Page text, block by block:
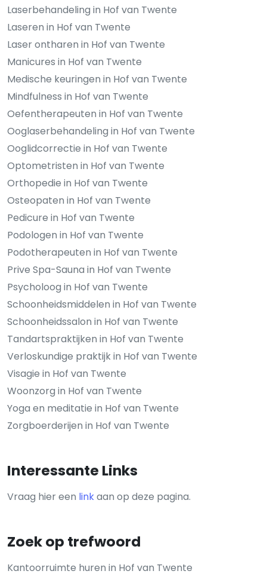
Laserbehandeling in Hof van Twente
Laseren in Hof van Twente
Laser ontharen in Hof van Twente
Manicures in Hof van Twente
Medische keuringen in Hof van Twente
Mindfulness in Hof van Twente
Oefentherapeuten in Hof van Twente
Ooglaserbehandeling in Hof van Twente
Ooglidcorrectie in Hof van Twente
Optometristen in Hof van Twente
Orthopedie in Hof van Twente
Osteopaten in Hof van Twente
Pedicure in Hof van Twente
Podologen in Hof van Twente
Podotherapeuten in Hof van Twente
Prive Spa-Sauna in Hof van Twente
Psycholoog in Hof van Twente
Schoonheidsmiddelen in Hof van Twente
Schoonheidssalon in Hof van Twente
Tandartspraktijken in Hof van Twente
Verloskundige praktijk in Hof van Twente
Visagie in Hof van Twente
Woonzorg in Hof van Twente
Yoga en meditatie in Hof van Twente
Zorgboerderijen in Hof van Twente
Interessante Links
Vraag hier een linkaan op deze pagina.
Zoek op trefwoord
Kantoorruimte huren in Hof van Twente